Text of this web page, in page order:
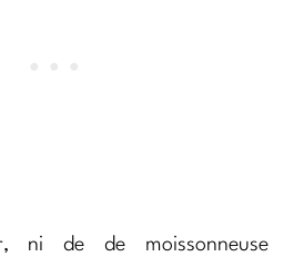
ni de de moissonneuse